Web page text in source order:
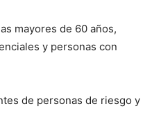
mayores de 60 años,
y personas con
de personas de riesgo y